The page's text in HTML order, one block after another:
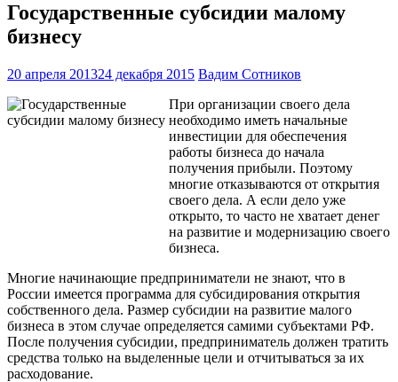
Государственные субсидии малому
бизнесу
20 апреля 201324 декабря 2015 Вадим Сотников
При организации своего дела
необходимо иметь начальные
инвестиции для обеспечения
работы бизнеса до начала
получения прибыли. Поэтому
многие отказываются от открытия
своего дела. А если дело уже
открыто, то часто не хватает денег
на развитие и модернизацию своего
бизнеса.
Многие начинающие предприниматели не знают, что в
России имеется программа для субсидирования открытия
собственного дела. Размер субсидии на развитие малого
бизнеса в этом случае определяется самими субъектами РФ.
После получения субсидии, предприниматель должен тратить
средства только на выделенные цели и отчитываться за их
расходование.